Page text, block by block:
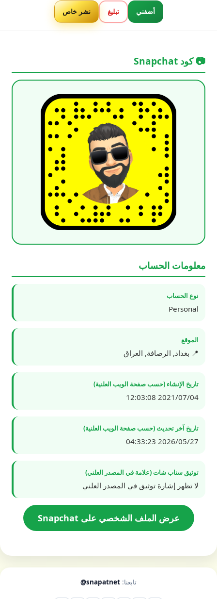
أضفني تبليغ نشر خاص
📷 كود Snapchat
معلومات الحساب
نوع الحساب
Personal
الموقع
📍 بغداد, الرصافة, العراق
تاريخ الإنشاء (حسب صفحة الويب العلنية)
2021/07/04 12:03:08
تاريخ آخر تحديث (حسب صفحة الويب العلنية)
2026/05/27 04:33:23
توثيق سناب شات (علامة في المصدر العلني)
لا تظهر إشارة توثيق في المصدر العلني
عرض الملف الشخصي على Snapchat
تابعنا: @snapatnet